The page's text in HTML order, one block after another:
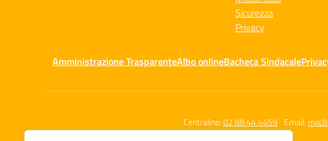
Sicurezza
Privacy
Amministrazione TrasparenteAlbo onlineBacheca Sindacale
Centralino:02 88 44 4459 Email: